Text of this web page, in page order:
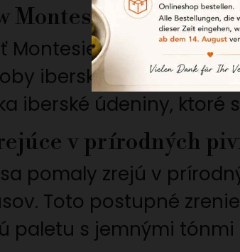
Montesierra
Montesierra, so sídlom
iberských
iberské údeniny, ktoré
v prírodných
pomaly zrejú v
Toto postupné
paletu s jemnými tónmi